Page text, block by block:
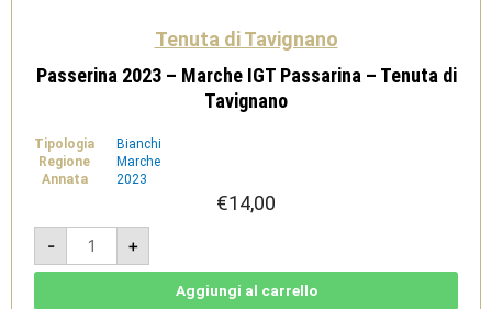
Tenuta di Tavignano
Passerina 2023 – Marche IGT Passarina – Tenuta di
Tavignano
Tipologia
Bianchi
Regione
Marche
Annata
2023
€14,00
-
Passerina
2023
-
Marche
+
Aggiungi al carrello